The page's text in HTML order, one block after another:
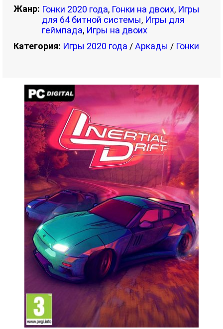
Жанр: Гонки 2020 года, Гонки на двоих, Игры
для 64 битной системы, Игры для
геймпада, Игры на двоих
Категория: Игры 2020 года /Аркады / Гонки